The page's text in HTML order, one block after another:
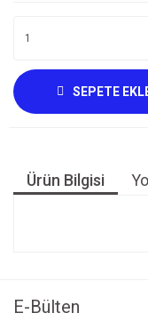
SEPETE
Ürün Bilgisi
E-Bülten